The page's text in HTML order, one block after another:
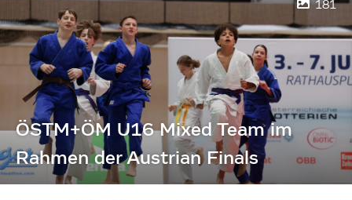
181
ÖSTM+ÖM U16 Mixed Team im
Rahmen der Austrian Finals